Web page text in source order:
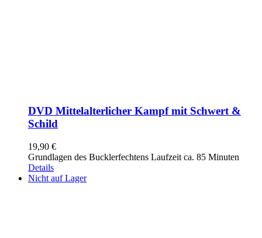
DVD Mittelalterlicher Kampf mit Schwert &
Schild
19,90 €
Grundlagen des Bucklerfechtens Laufzeit ca. 85 Minuten
Details
Nicht auf Lager